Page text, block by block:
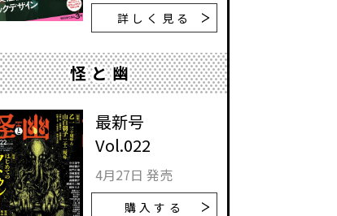
詳しく見る
怪と幽
最新号
Vol.022
4月27日 発売
購入する